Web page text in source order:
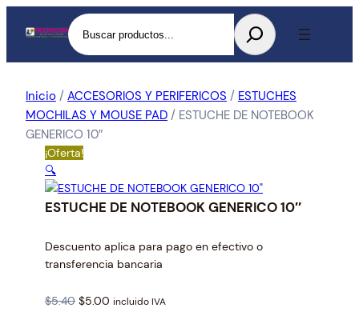
Buscar
Inicio / ACCESORIOS Y PERIFERICOS / ESTUCHES
MOCHILAS Y MOUSE PAD / ESTUCHE DE NOTEBOOK
GENERICO 10″
¡Oferta!
🔍
ESTUCHE DE NOTEBOOK GENERICO 10″
Descuento aplica para pago en efectivo o
transferencia bancaria
$5.40 O
$5.00 Cincluido IVA